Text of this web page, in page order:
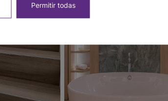
Permitir todas